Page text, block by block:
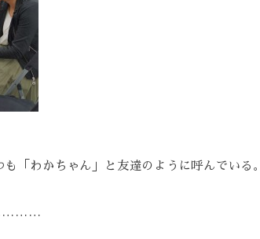
「わかちゃん」と友達のように呼んでいる。
…………